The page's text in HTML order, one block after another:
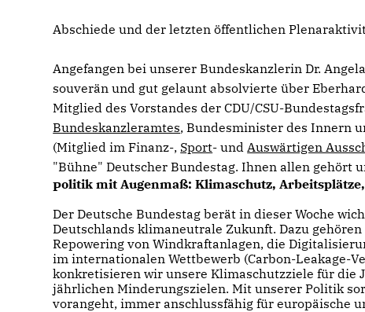
Abschiede und der letzten öffentlichen
Angefangen bei unserer Bundeskanzlerin Dr.
souverän und gut gelaunt absolvierte über
Mitglied des Vorstandes der CDU/CSU-
Bundeskanzleramtes, Bundesminister des Innern
(Mitglied im Finanz-, Sport- und Auswärtigen
"Bühne" Deutscher Bundestag. Ihnen allen gehört
Politik mit Augenmaß: Klimaschutz,
Der Deutsche Bundestag berät in dieser Woche
Deutschlands klimaneutrale Zukunft. Dazu
Repowering von Windkraftanlagen, die
im internationalen Wettbewerb (Carbon-Leakage-
konkretisieren wir unsere Klimaschutzziele für die
jährlichen Minderungszielen. Mit unserer Politik
vorangeht, immer anschlussfähig für europäische